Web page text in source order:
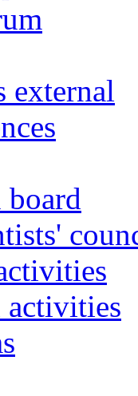
external
board
activities